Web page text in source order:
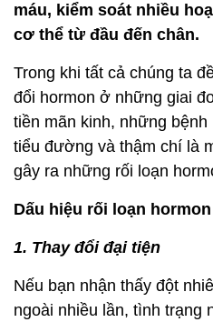
máu, kiểm soát nhiều
cơ thể từ đầu đến chân.
Trong khi tất cả chúng ta
đổi hormon ở những giai
tiền mãn kinh, những
tiểu đường và thậm chí là
gây ra những rối loạn
Dấu hiệu rối loạn
1. Thay đổi đại tiện
Nếu bạn nhận thấy đột
ngoài nhiều lần, tình trạng